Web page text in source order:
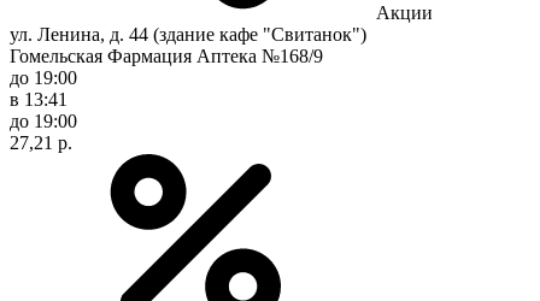
Акции
ул. Ленина, д. 44 (здание кафе "Свитанок")
Гомельская Фармация Аптека №168/9
до 19:00
в 13:41
до 19:00
27,21 р.